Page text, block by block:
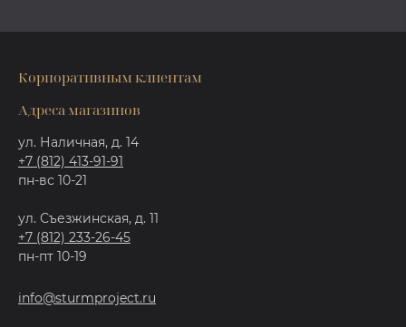
Корпоративным клиентам
Адреса магазинов
ул. Наличная, д. 14
+7 (812) 413-91-91
пн-вс 10-21
ул. Съезжинская, д. 11
+7 (812) 233-26-45
пн-пт 10-19
info@sturmproject.ru